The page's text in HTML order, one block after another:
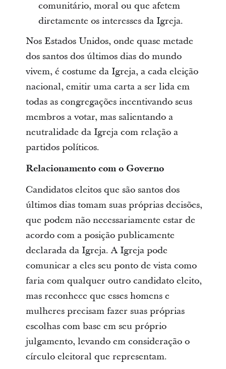
comunitário, moral ou que afetem
diretamente os interesses da Igreja.
Nos Estados Unidos, onde quase metade
dos santos dos últimos dias do mundo
vivem, é costume da Igreja, a cada eleição
nacional, emitir uma carta a ser lida em
todas as congregações incentivando seus
membros a votar, mas salientando a
neutralidade da Igreja com relação a
partidos políticos.
Relacionamento com o Governo
Candidatos eleitos que são santos dos
últimos dias tomam suas próprias decisões,
que podem não necessariamente estar de
acordo com a posição publicamente
declarada da Igreja. A Igreja pode
comunicar a eles seu ponto de vista como
faria com qualquer outro candidato eleito,
mas reconhece que esses homens e
mulheres precisam fazer suas próprias
escolhas com base em seu próprio
julgamento, levando em consideração o
círculo eleitoral que representam.